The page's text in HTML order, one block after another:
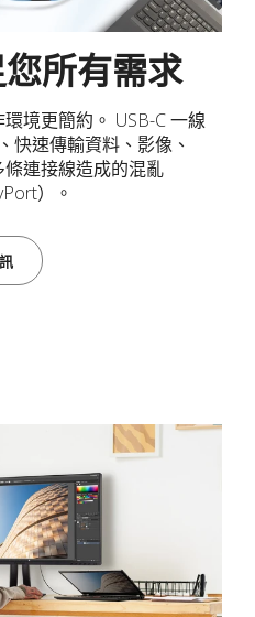
所有需求
境更簡約。 USB-C 一線
快速傳輸資料、影像、
連接線造成的混亂
）。